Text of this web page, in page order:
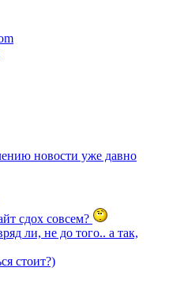
новости уже давно
сдох совсем?
ли, не до того.. а так,
стоит?)